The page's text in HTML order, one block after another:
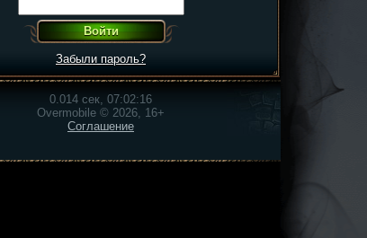
Забыли пароль?
0.014 сек, 07:02:16
Overmobile © 2026, 16+
Соглашение